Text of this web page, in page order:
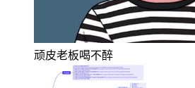
顽皮老板喝不醉